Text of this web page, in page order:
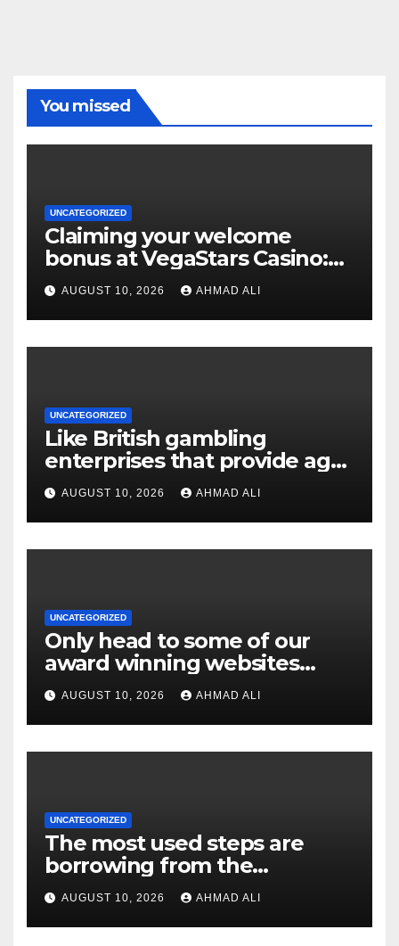
You missed
UNCATEGORIZED
Claiming your welcome
bonus at VegaStars Casino:
Easy steps for Australian
players
AUGUST 10, 2026 AHMAD ALI
UNCATEGORIZED
Like British gambling
enterprises that provide age-
purses otherwise crypto
distributions
AUGUST 10, 2026 AHMAD ALI
UNCATEGORIZED
Only head to some of our
award winning websites
gambling enterprises which
feature on the web slot
machines
AUGUST 10, 2026 AHMAD ALI
UNCATEGORIZED
The most used steps are
borrowing from the
bank/debit notes, e-purses,
and you may
cryptocurrencies, each with
AUGUST 10, 2026 AHMAD ALI